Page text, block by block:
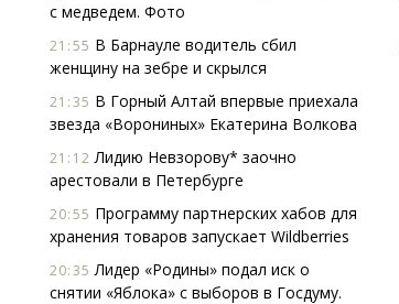
с медведем. Фото
21:55 В Барнауле водитель сбил
женщину на зебре и скрылся
21:35 В Горный Алтай впервые приехала
звезда «Ворониных» Екатерина Волкова
21:12 Лидию Невзорову* заочно
арестовали в Петербурге
20:55 Программу партнерских хабов для
хранения товаров запускает Wildberries
20:35 Лидер «Родины» подал иск о
снятии «Яблока» с выборов в Госдуму.